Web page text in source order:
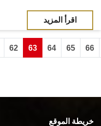
اقرأ المزيد
62 63 64 65 66
خريطة الموقع